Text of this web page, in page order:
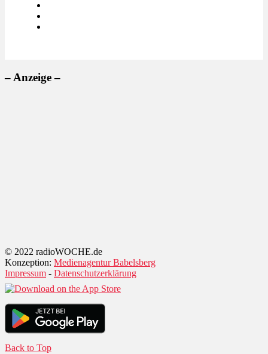
– Anzeige –
© 2022 radioWOCHE.de
Konzeption: Medienagentur Babelsberg
Impressum - Datenschutzerklärung
Back to Top